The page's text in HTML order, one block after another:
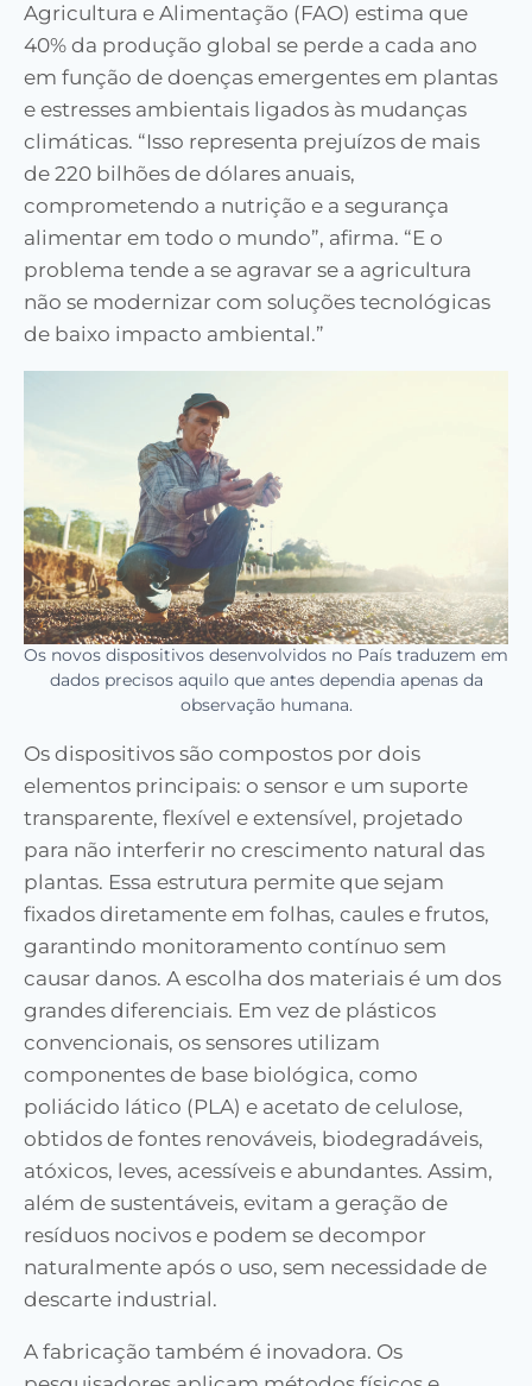
Agricultura e Alimentação (FAO) estima que
40% da produção global se perde a cada ano
em função de doenças emergentes em plantas
e estresses ambientais ligados às mudanças
climáticas. “Isso representa prejuízos de mais
de 220 bilhões de dólares anuais,
comprometendo a nutrição e a segurança
alimentar em todo o mundo”, afirma. “E o
problema tende a se agravar se a agricultura
não se modernizar com soluções tecnológicas
de baixo impacto ambiental.”
Os novos dispositivos desenvolvidos no País traduzem em
dados precisos aquilo que antes dependia apenas da
observação humana.
Os dispositivos são compostos por dois
elementos principais: o sensor e um suporte
transparente, flexível e extensível, projetado
para não interferir no crescimento natural das
plantas. Essa estrutura permite que sejam
fixados diretamente em folhas, caules e frutos,
garantindo monitoramento contínuo sem
causar danos. A escolha dos materiais é um dos
grandes diferenciais. Em vez de plásticos
convencionais, os sensores utilizam
componentes de base biológica, como
poliácido lático (PLA) e acetato de celulose,
obtidos de fontes renováveis, biodegradáveis,
atóxicos, leves, acessíveis e abundantes. Assim,
além de sustentáveis, evitam a geração de
resíduos nocivos e podem se decompor
naturalmente após o uso, sem necessidade de
descarte industrial.
A fabricação também é inovadora. Os